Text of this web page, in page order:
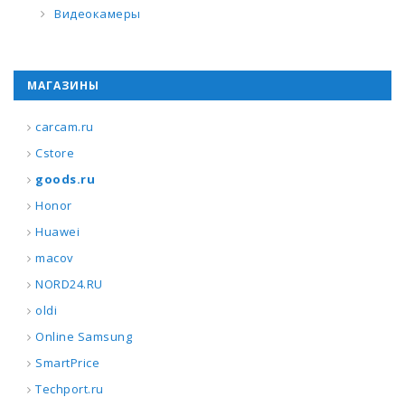
Видеокамеры
МАГАЗИНЫ
carcam.ru
Cstore
goods.ru
Honor
Huawei
macov
NORD24.RU
oldi
Online Samsung
SmartPrice
Techport.ru